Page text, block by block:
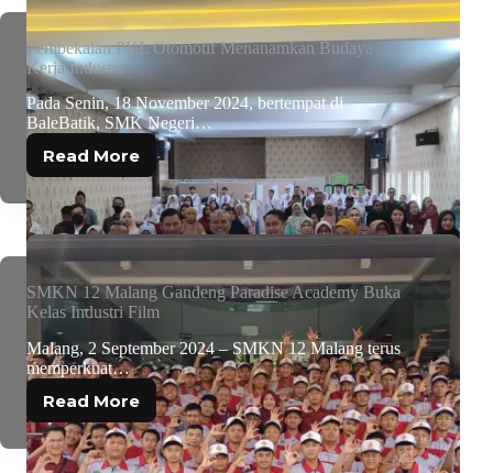
Pembekalan PKL Otomotif Menanamkan Budaya
Kerja Industri
Pada Senin, 18 November 2024, bertempat di
BaleBatik, SMK Negeri…
Read More
SMKN 12 Malang Gandeng Paradise Academy Buka
Kelas Industri Film
Malang, 2 September 2024 – SMKN 12 Malang terus
memperkuat…
Read More